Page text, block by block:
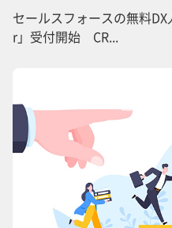
セールスフォースの無料
r」受付開始 CR...